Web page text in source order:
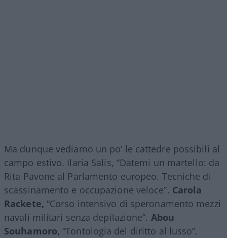
Ma dunque vediamo un po’ le cattedre possibili al
campo estivo. Ilaria Salis, “Datemi un martello: da
Rita Pavone al Parlamento europeo. Tecniche di
scassinamento e occupazione veloce”. Carola
Rackete, “Corso intensivo di speronamento mezzi
navali militari senza depilazione”. Abou
Souhamoro, “Tontologia del diritto al lusso”.